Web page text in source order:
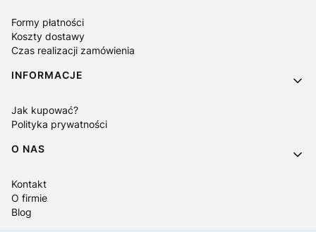
Formy płatności
Koszty dostawy
Czas realizacji zamówienia
INFORMACJE
Jak kupować?
Polityka prywatności
O NAS
Kontakt
O firmie
Blog